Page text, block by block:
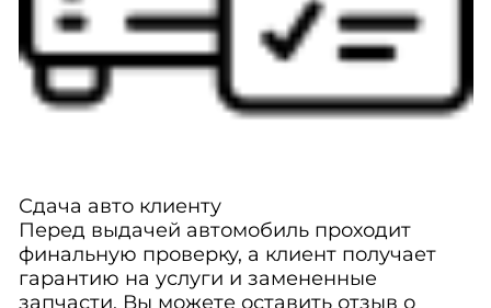
Сдача авто клиенту
Перед выдачей автомобиль проходит
финальную проверку, а клиент получает
гарантию на услуги и замененные
запчасти. Вы можете оставить отзыв о